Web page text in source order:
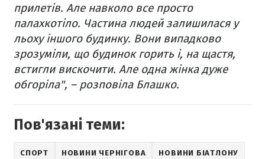
прилетів. Але навколо все просто
палахкотіло. Частина людей залишилася у
льоху іншого будинку. Вони випадково
зрозуміли, що будинок горить і, на щастя,
встигли вискочити. Але одна жінка дуже
обгоріла", – розповіла Блашко.
Пов'язані теми:
СПОРТ НОВИНИ ЧЕРНІГОВА НОВИНИ БІАТЛОНУ